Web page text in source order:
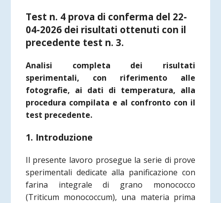
Test n. 4 prova di conferma del 22-
04-2026 dei risultati ottenuti con il
precedente test n. 3.
Analisi completa dei risultati
sperimentali, con riferimento alle
fotografie, ai dati di temperatura, alla
procedura compilata e al confronto con il
test precedente.
1. Introduzione
Il presente lavoro prosegue la serie di prove
sperimentali dedicate alla panificazione con
farina integrale di grano monococco
(Triticum monococcum), una materia prima